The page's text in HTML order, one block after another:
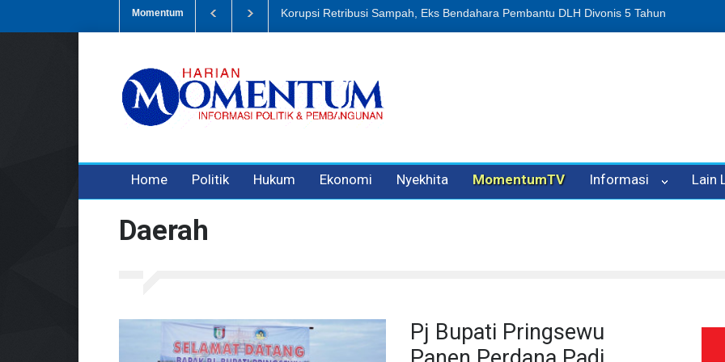
Momentum Dugaan Penipuan Oleh Oknum Kadis, Kuasa Hukum Pelapor Desak Polisi Tetapkan P-
Home Politik Hukum Ekonomi Nyekhita MomentumTV Informasi Lain
Daerah
Pj Bupati Pringsewu